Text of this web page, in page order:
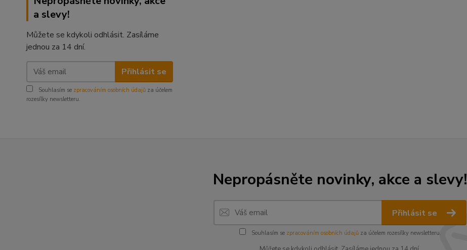
a slevy!
Můžete se kdykoli odhlásit. Zasíláme
jednou za 14 dní.
Přihlásit se
Souhlasím se zpracováním osobních údajů za účelem
rozesílky newsletteru.
Nepropásněte novinky, akce a slevy!
Přihlásit se
Souhlasím se zpracováním osobních údajůza účelem rozesílky newsletteru.